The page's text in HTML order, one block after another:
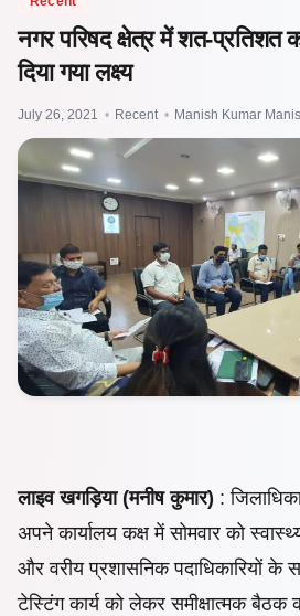
नगर परिषद क्षेत्र में शत-प्रतिशत
दिया गया लक्ष्य
July 26, 2021 • Recent • Manish Kumar
लाइव खगड़िया (मनीष कुमार) :
अपने कार्यालय कक्ष में सोमवार को
और वरीय प्रशासनिक पदाधिकारियों के
टेस्टिंग कार्य को लेकर समीक्षात्मक बैठक